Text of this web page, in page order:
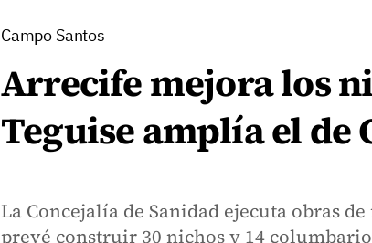
Campo Santos
Arrecife mejora los
Teguise amplía el de
La Concejalía de Sanidad ejecuta obras
prevé construir 30 nichos y 14